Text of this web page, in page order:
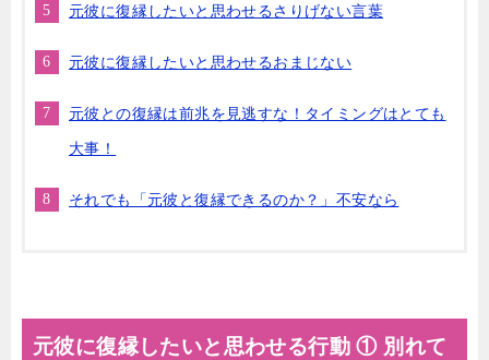
元彼に復縁したいと思わせるさりげない言葉
元彼に復縁したいと思わせるおまじない
元彼との復縁は前兆を見逃すな！タイミングはとても
大事！
それでも「元彼と復縁できるのか？」不安なら
元彼に復縁したいと思わせる行動 ① 別れて